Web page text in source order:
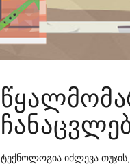
ტექნოლოგია იძლევა თუჯის,